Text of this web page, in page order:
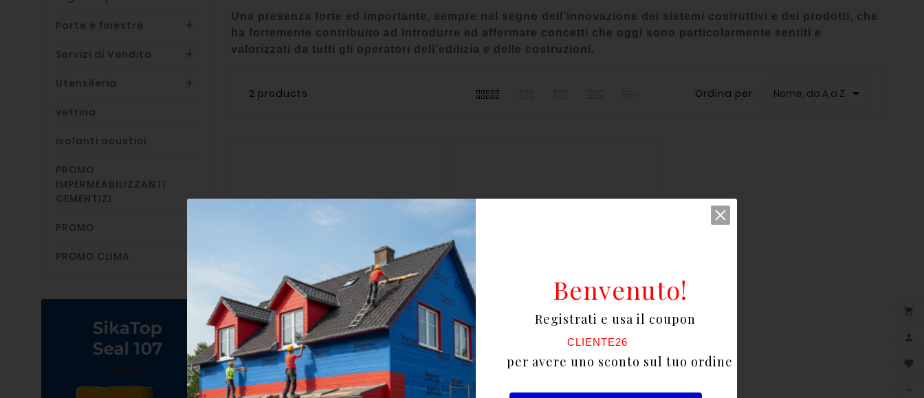
Porte e finestre 
Servizi di Vendita 
Utensileria 
vetrina
isolanti acustici
PROMO
IMPERMEABILIZZANTI
CEMENTIZI
PROMO
PROMO CLIMA
Una presenza forte ed importante, sempre nel segno dell’innovazione dei sistemi costruttivi e dei prodotti, che
ha fortemente contribuito ad introdurre ed affermare concetti che oggi sono particolarmente sentiti e
valorizzati da tutti gli operatori dell’edilizia e delle costruzioni.
2 products Ordina per: Nome, da A a Z 




Registrati e usa il coupon
per avere uno sconto sul tuo ordine
CLIENTE26
Benvenuto!